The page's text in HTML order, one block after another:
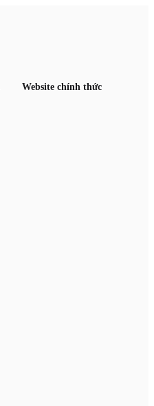
Website chính thức